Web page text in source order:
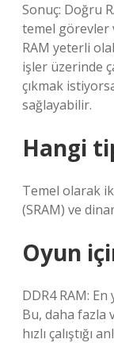
Sonuç: Doğru
temel görevler
RAM yeterli
işler üzerinde
çıkmak
sağlayabilir.
Hangi
Temel olarak
(SRAM) ve
Oyun
DDR4 RAM:
Bu, daha fazla
hızlı çalıştığı